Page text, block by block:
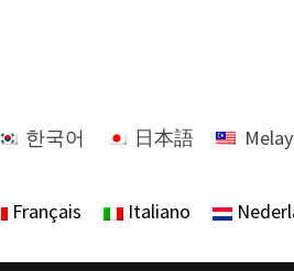
한국어 日本語
Français Italiano